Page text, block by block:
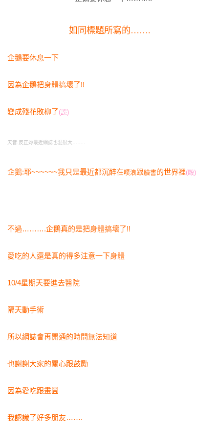
如同標題所寫的…….
企鵝要休息一下
因為企鵝把身體搞壞了!!
變成殘花敗柳了 (誤)
天音:反正妳最近網誌也混很大……..
企鵝:耶~~~~~~我只是最近都沉醉在噗浪跟臉書的世界裡(毆)
不過……….企鵝真的是把身體搞壞了!!
愛吃的人還是真的得多注意一下身體
10/4星期天要進去醫院
隔天動手術
所以網誌會再開通的時間無法知道
也謝謝大家的關心跟鼓勵
因為愛吃跟畫圖
我認識了好多朋友…….